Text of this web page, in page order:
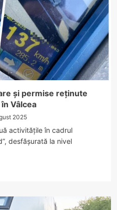
și permise reținute
Vâlcea
2025
activitățile în cadrul
desfășurată la nivel